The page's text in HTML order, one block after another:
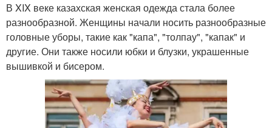
В XIX веке казахская женская одежда стала более
разнообразной. Женщины начали носить разнообразные
головные уборы, такие как "капа", "толпау", "капак" и
другие. Они также носили юбки и блузки, украшенные
вышивкой и бисером.